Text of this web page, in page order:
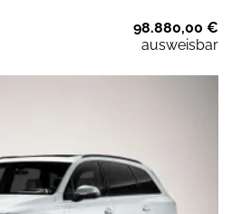
98.880,00 €
ausweisbar